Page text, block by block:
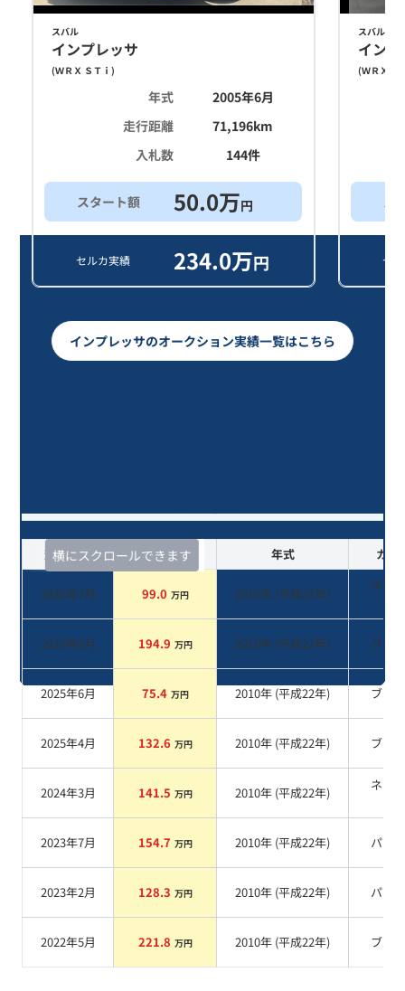
スバル
インプレッサ
(ＷＲＸ ＳＴｉ )
年式
2005年6月
走行距離
71,196km
入札数
144件
スタート額 50.0万円
セルカ実績 234.0万円
スバル
イン
(ＷＲＸ Ｓ
ス
セ
インプレッサのオークション実績一覧はこちら
横にスクロールできます
査定時期 セルカ実績 年式 カラ
2026年7月 99.0 万円 2010年 (平成22年)
ホワ
2025年8月 194.9 万円 2010年 (平成22年) グレー
2025年6月 75.4 万円 2010年 (平成22年) ブルー
2025年4月 132.6 万円 2010年 (平成22年) ブルー
2024年3月 141.5 万円 2010年 (平成22年)
ネイ
2023年7月 154.7 万円 2010年 (平成22年) パール
2023年2月 128.3 万円 2010年 (平成22年) パール
2022年5月 221.8 万円 2010年 (平成22年) ブルー